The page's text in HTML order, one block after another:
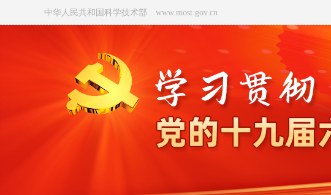
中华人民共和国科学技术部 www.most.gov.cn